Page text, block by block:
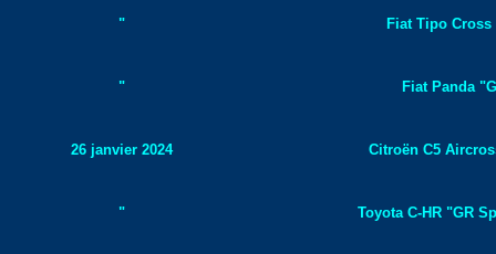
" Fiat Tipo
" Fiat Panda
26 janvier 2024 Citroën C5
" Toyota C-HR "GR